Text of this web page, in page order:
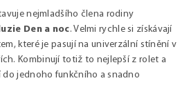
v
á
n
nejmladšího člena rodiny
Den a noc. Velmi rychle si získávají
které je pasují na univerzální stínění v
Kombinují totiž to nejlepší z rolet a
jednoho funkčního a snadno